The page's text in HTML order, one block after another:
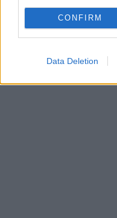
CONFIRM
Data Deletion